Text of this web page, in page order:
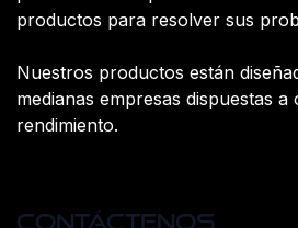
productos para resolver sus
Nuestros productos están
medianas empresas dispuestas a
rendimiento.
Contáctenos